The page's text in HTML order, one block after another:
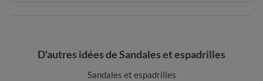
D'autres idées de Sandales et espadrilles
Sandales et espadrilles